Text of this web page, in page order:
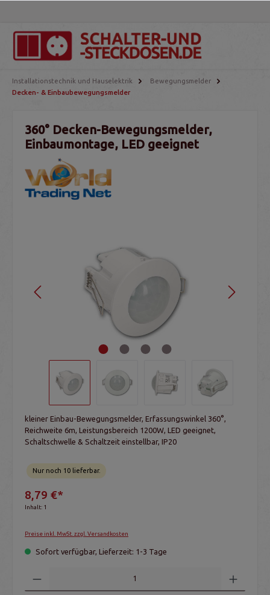
Installationstechnik und Hauselektrik
Bewegungsmelder
Decken- & Einbaubewegungsmelder
360° Decken-Bewegungsmelder,
Einbaumontage, LED geeignet
kleiner Einbau-Bewegungsmelder, Erfassungswinkel 360°,
Reichweite 6m, Leistungsbereich 1200W, LED geeignet,
Schaltschwelle & Schaltzeit einstellbar, IP20
Nur noch 10 lieferbar.
8,79 €*
Inhalt: 1
Preise inkl. MwSt. zzgl. Versandkosten
Sofort verfügbar, Lieferzeit: 1-3 Tage